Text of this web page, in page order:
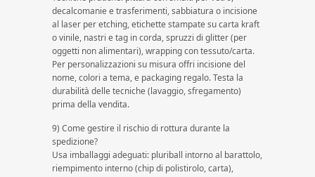
decalcomanie e trasferimenti, sabbiatura o incisione
al laser per etching, etichette stampate su carta kraft
o vinile, nastri e tag in corda, spruzzi di glitter (per
oggetti non alimentari), wrapping con tessuto/carta.
Per personalizzazioni su misura offri incisione del
nome, colori a tema, e packaging regalo. Testa la
durabilità delle tecniche (lavaggio, sfregamento)
prima della vendita.
9) Come gestire il rischio di rottura durante la
spedizione?
Usa imballaggi adeguati: pluriball intorno al barattolo,
riempimento interno (chip di polistirolo, carta),